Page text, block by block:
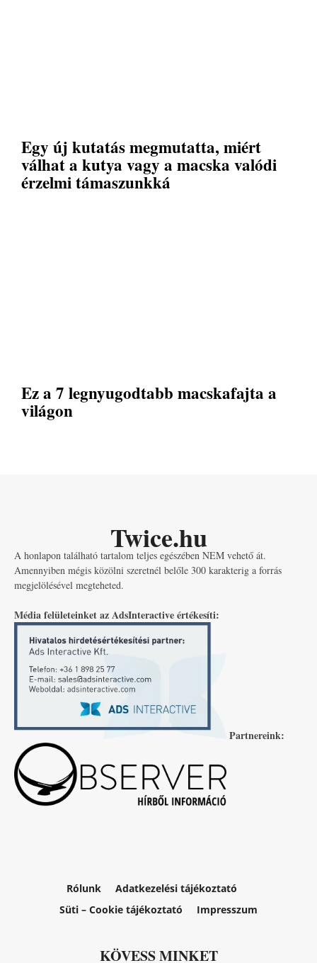
Egy új kutatás megmutatta, miért
válhat a kutya vagy a macska valódi
érzelmi támaszunkká
Ez a 7 legnyugodtabb macskafajta a
világon
Twice.hu
A honlapon található tartalom teljes egészében NEM vehető át.
Amennyiben mégis közölni szeretnél belőle 300 karakterig a forrás
megjelölésével megteheted.
Média felületeinket az AdsInteractive értékesíti:
Partnereink:
Rólunk
Adatkezelési tájékoztató
Süti – Cookie tájékoztató
Impresszum
KÖVESS MINKET